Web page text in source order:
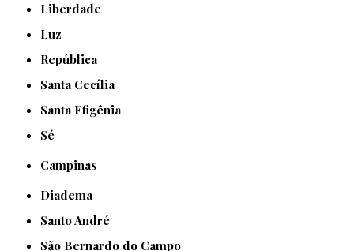
Liberdade
Luz
República
Santa Cecília
Santa Efigênia
Sé
Campinas
Diadema
Santo André
São Bernardo do Campo